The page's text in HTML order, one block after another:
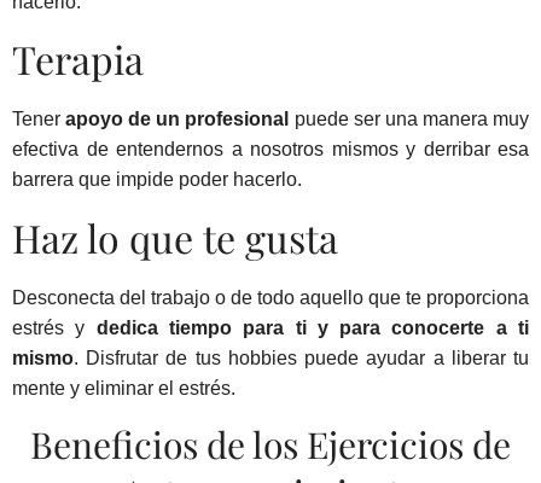
Terapia
Tener apoyo de un profesional puede ser una manera muy
efectiva de entendernos a nosotros mismos y derribar esa
barrera que impide poder hacerlo.
Haz lo que te gusta
Desconecta del trabajo o de todo aquello que te proporciona
estrés y dedica tiempo para ti y para conocerte a ti
mismo. Disfrutar de tus hobbies puede ayudar a liberar tu
mente y eliminar el estrés.
Beneficios de los Ejercicios de